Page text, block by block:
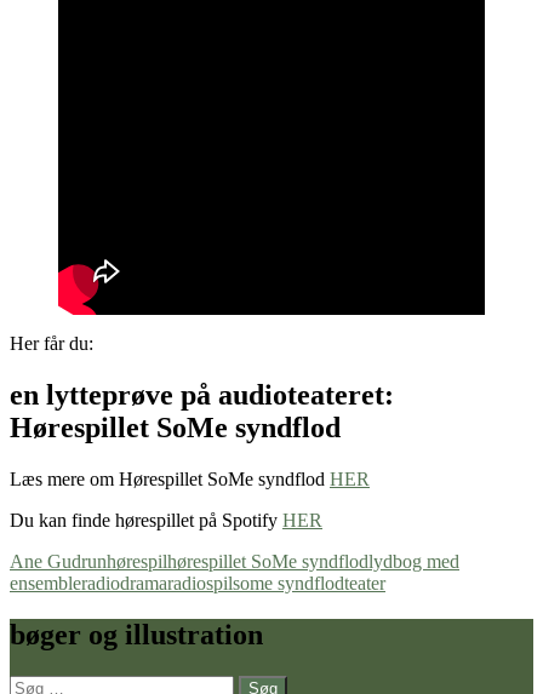
Her får du:
en lytteprøve på audioteateret:
Hørespillet SoMe syndflod
Læs mere om Hørespillet SoMe syndflod HER
Du kan finde hørespillet på Spotify HER
Ane Gudrunhørespilhørespillet SoMe syndflodlydbog med
ensembleradiodramaradiospilsome syndflodteater
bøger og illustration
Søg